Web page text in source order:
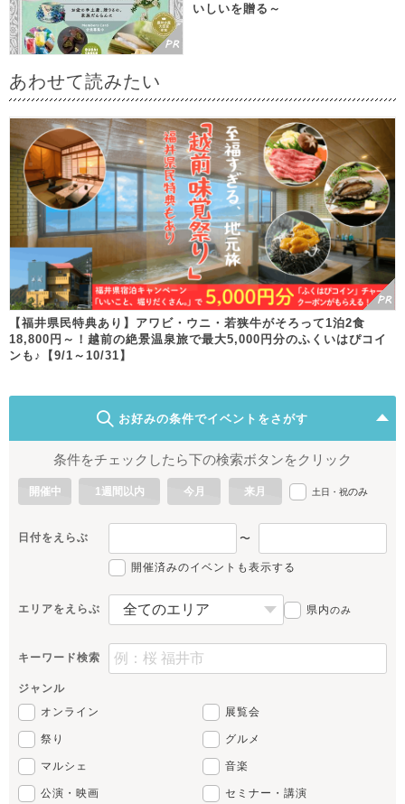
いしいを贈る～
あわせて読みたい
【福井県民特典あり】アワビ・ウニ・若狭牛がそろって1泊2食
18,800円～！越前の絶景温泉旅で最大5,000円分のふくいはぴコイ
ンも♪【9/1～10/31】
お好みの条件でイベントをさがす
条件をチェックしたら下の検索ボタンをクリック
開催中 1週間以内 今月 来月 土日・祝のみ
日付をえらぶ 〜
開催済みのイベントも表示する
エリアをえらぶ 県内のみ
キーワード検索
ジャンル
オンライン
展覧会
祭り グルメ
マルシェ 音楽
公演・映画 セミナー・講演